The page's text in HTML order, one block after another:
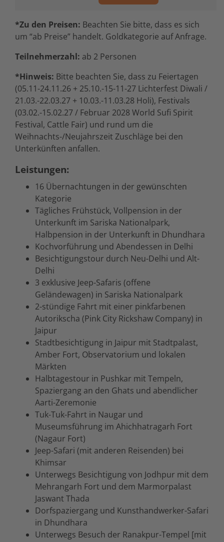
*Zu den Preisen: Beachten Sie bitte, dass es sich
um “ab Preise” handelt. Goldkategorie auf Anfrage.
Teilnehmerzahl: ab 2 Personen
*Hinweis: Bitte beachten Sie, dass zu Feiertagen
(05.11-24.11.26 + 25.10.-15-11-27 Lichterfest Diwali /
21.03.-22.03.27 + 10.03.-11.03.28 Holi), Festivals
(03.02.-15.02.27 / Februar 2028 World Sufi Spirit
Festival, Cattle Fair) und rund um die
Weihnachts-/Neujahrszeit Zuschläge bei den
Unterkünften anfallen.
Leistungen:
16 Übernachtungen in der gewünschten
Kategorie
Tägliches Frühstück, Vollpension in der
Unterkunft im Sariska Nationalpark,
Halbpension in der Unterkunft in Dhundhara
Kochvorführung und Abendessen in Delhi
Besichtigungstour durch Neu-Delhi und Alt-
Delhi
3 exklusive Jeep-Safaris (offene
Geländewagen) in Sariska Nationalpark
2-stündige Fahrt mit einer pinkfarbenen
Autorikscha (Pink City Rickshaw Company) in
Jaipur
Stadtbesichtigung in Jaipur mit Stadtpalast,
Amber Fort, Observatorium und lokalen
Märkten
Halbtagestour in Pushkar mit Tempeln,
Spaziergang an den Ghats und abendlicher
Aarti-Zeremonie
Tuk-Tuk-Fahrt in Naugar und
Museumsführung im Ahichhatragarh Fort
(Nagaur Fort)
Jeep-Safari (mit anderen Reisenden) bei
Khimsar
Unterwegs Besichtigung von Jodhpur mit dem
Mehrangarh Fort und dem Marmorpalast
Jaswant Thada
Dorfspaziergang und Kunsthandwerker-Safari
in Dhundhara
Unterwegs Besuch der Ranakpur-Tempel [mit